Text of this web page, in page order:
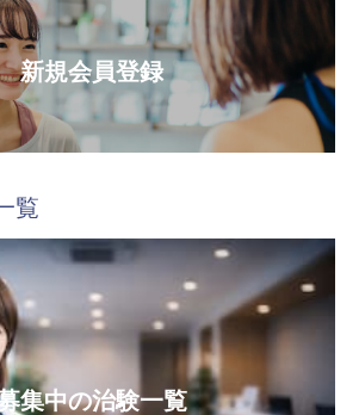
新規会員登録
覧
集中の治験一覧